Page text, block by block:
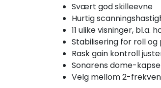
Svært god skilleevne
Hurtig
11 ulike visninger,
Stabilisering for roll og
Rask gain kontroll
Sonarens dome-
Velg mellom 2-